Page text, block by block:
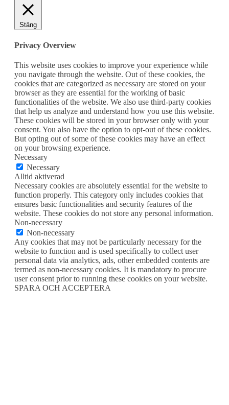
Stäng
Privacy Overview
This website uses cookies to improve your experience while
you navigate through the website. Out of these cookies, the
cookies that are categorized as necessary are stored on your
browser as they are essential for the working of basic
functionalities of the website. We also use third-party cookies
that help us analyze and understand how you use this website.
These cookies will be stored in your browser only with your
consent. You also have the option to opt-out of these cookies.
But opting out of some of these cookies may have an effect
on your browsing experience.
Necessary
Necessary
Alltid aktiverad
Necessary cookies are absolutely essential for the website to
function properly. This category only includes cookies that
ensures basic functionalities and security features of the
website. These cookies do not store any personal information.
Non-necessary
Non-necessary
Any cookies that may not be particularly necessary for the
website to function and is used specifically to collect user
personal data via analytics, ads, other embedded contents are
termed as non-necessary cookies. It is mandatory to procure
user consent prior to running these cookies on your website.
SPARA OCH ACCEPTERA